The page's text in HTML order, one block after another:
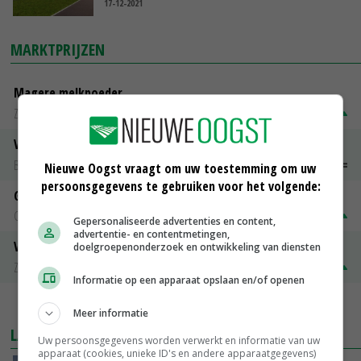
17-12-2021
MARKTPRIJZEN
Magere melkpoeder
Zuivel NL
€ 269,00
Vleeskuikens 2001-2600 gr
Barneveld
€ 1,09~ € 1,11
Gerst
Groningen
€ 197,00
Volle melkpoeder
Zuivel NL
LAATSTE NIEUWS
Nieuwe Oogst vraagt om uw toestemming om uw
persoonsgegevens te gebruiken voor het volgende:
Gepersonaliseerde advertenties en content,
advertentie- en contentmetingen,
doelgroepenonderzoek en ontwikkeling van diensten
Informatie op een apparaat opslaan en/of openen
Meer informatie
Uw persoonsgegevens worden verwerkt en informatie van uw
apparaat (cookies, unieke ID's en andere apparaatgegevens)